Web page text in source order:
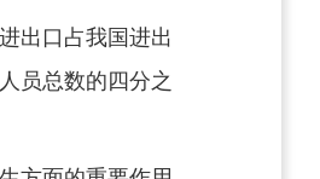
出口占我国进出
员总数的四分之